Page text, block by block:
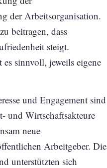
der Arbeitsorganisation.
beitragen, dass
steigt.
sinnvoll, jeweils eigene
und Engagement sind
und Wirtschaftsakteure
neue
Arbeitgeber. Die
unterstützten sich